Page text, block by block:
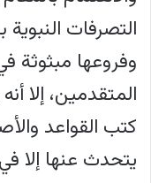
التصرفات
وفروعها مبثوثة
المتقدمين، إلا
كتب القواعد
يتحدث عنها إلا